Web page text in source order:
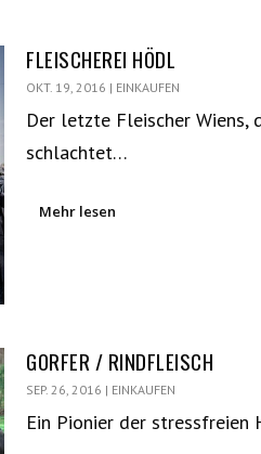
FLEISCHEREI HÖDL
OKT. 19, 2016 | EINKAUFEN
Der letzte Fleischer Wiens,
schlachtet…
Mehr lesen
GORFER / RINDFLEISCH
SEP. 26, 2016 | EINKAUFEN
Ein Pionier der